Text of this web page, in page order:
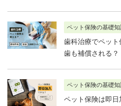
ペット保険の基礎知
歯科治療でペッ
歯も補償される？
ペット保険の基礎知
ペット保険は即